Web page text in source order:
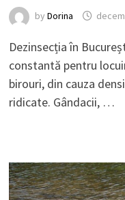
by Dorina
Dezinsecția în
constantă pentru
birouri, din cauza
ridicate. Gândacii, …